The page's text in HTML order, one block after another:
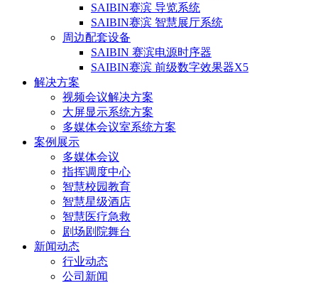
SAIBIN赛滨 导览系统
SAIBIN赛滨 智慧展厅系统
周边配套设备
SAIBIN 赛滨电源时序器
SAIBIN赛滨 前级数字效果器X5
解决方案
视频会议解决方案
大屏显示系统方案
多媒体会议室系统方案
案例展示
多媒体会议
指挥调度中心
智慧校园教育
智慧星级酒店
智慧医疗急救
剧场剧院舞台
新闻动态
行业动态
公司新闻